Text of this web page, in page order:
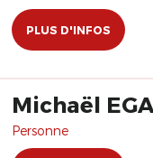
PLUS D'INFOS
Michaël
Personne